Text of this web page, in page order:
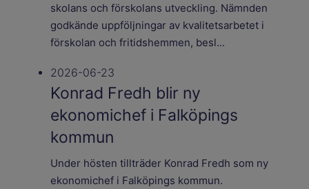
skolans och förskolans utveckling. Nämnden
godkände uppföljningar av kvalitetsarbetet i
förskolan och fritidshemmen, besl...
2026-06-23
Konrad Fredh blir ny
ekonomichef i Falköpings
kommun
Under hösten tillträder Konrad Fredh som ny
ekonomichef i Falköpings kommun.